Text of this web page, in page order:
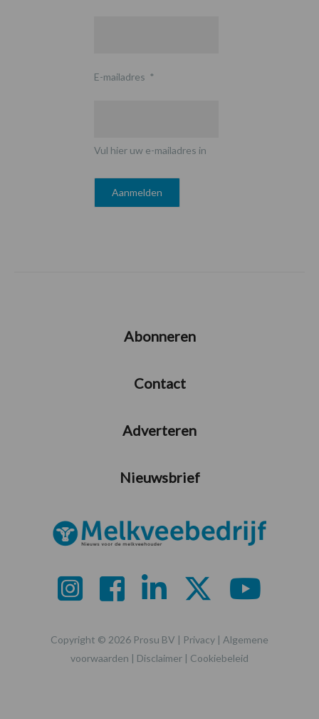
E-mailadres *
Vul hier uw e-mailadres in
Abonneren
Contact
Adverteren
Nieuwsbrief
Copyright © 2026 Prosu BV | Privacy | Algemene
voorwaarden | Disclaimer | Cookiebeleid